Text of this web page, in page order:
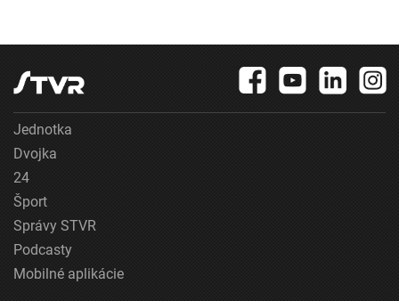
Jednotka
Dvojka
24
Šport
Správy STVR
Podcasty
Mobilné aplikácie